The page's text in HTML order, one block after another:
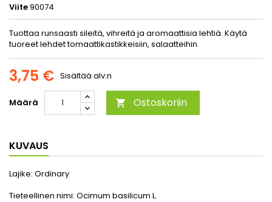
Viite90074
Tuottaa runsaasti sileitä, vihreitä ja aromaattisia lehtiä. Käytä
tuoreet lehdet tomaattikastikkeisiin, salaatteihin.
3,75 € Sisältää alv:n
Määrä  Ostoskoriin
KUVAUS
Lajike: Ordinary
Tieteellinen nimi: Ocimum basilicum L.